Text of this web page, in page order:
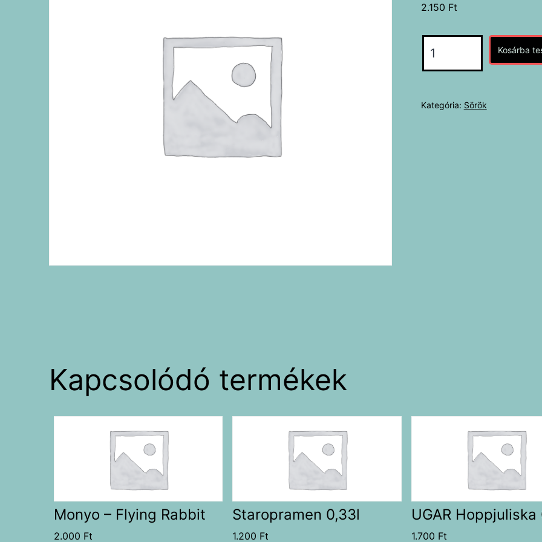
2.150 Ft
Kosárba
Kategória: Sörök
Kapcsolódó termékek
Monyo – Flying Rabbit
2.000 Ft
Staropramen 0,33l
1.200 Ft
UGAR Hoppjuliska
1.700 Ft